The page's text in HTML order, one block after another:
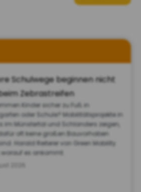
Schulwege beginnen nicht
Zebrastreifen
Kinder sicher zu Fuß in
oder Schule? Mobilitätsprojekte in
im Münstertal und Schlanders zeigen,
oft keine großen Bauvorhaben
Harald Reiterer von Green Mobility
worauf es ankommt.
2026